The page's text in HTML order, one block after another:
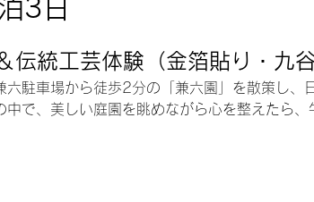
3日
伝統工芸体験（金箔貼り・九谷
六駐車場から徒歩2分の「兼六園」を散策し、
で、美しい庭園を眺めながら心を整えたら、